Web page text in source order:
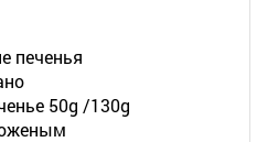
печенья
50g /130g